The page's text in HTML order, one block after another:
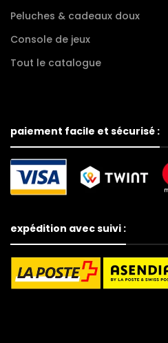
Peluches & cadeaux doux
Console de jeux
Tout le catalogue
paiement facile et sécurisé :
expédition avec suivi :